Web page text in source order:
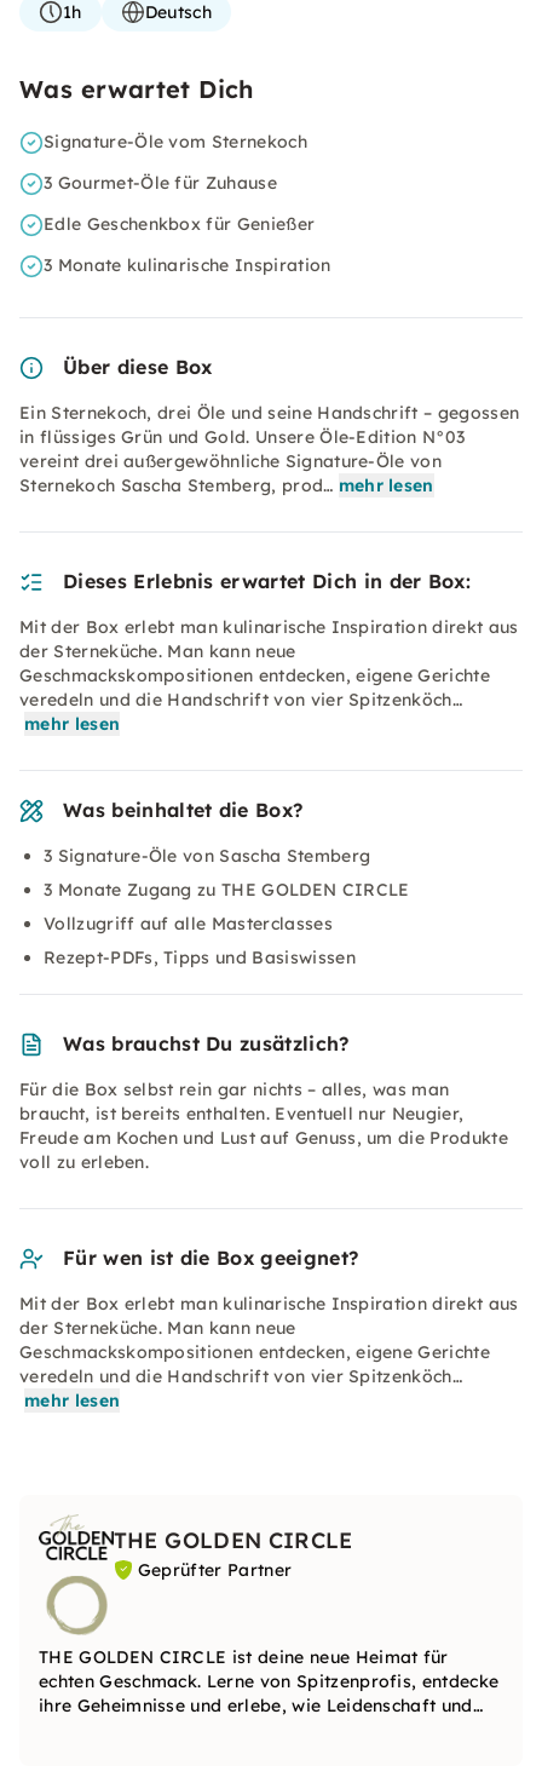
1h Deutsch
Was erwartet Dich
Signature-Öle vom Sternekoch
3 Gourmet-Öle für Zuhause
Edle Geschenkbox für Genießer
3 Monate kulinarische Inspiration
Über diese Box
Ein Sternekoch, drei Öle und seine Handschrift – gegossen
in flüssiges Grün und Gold. Unsere Öle-Edition N°03
vereint drei außergewöhnliche Signature-Öle von
Sternekoch Sascha Stemberg, prod… mehr lesen
Dieses Erlebnis erwartet Dich in der Box:
Mit der Box erlebt man kulinarische Inspiration direkt aus
der Sterneküche. Man kann neue
Geschmackskompositionen entdecken, eigene Gerichte
veredeln und die Handschrift von vier Spitzenköch…
mehr lesen
Was beinhaltet die Box?
3 Signature-Öle von Sascha Stemberg
3 Monate Zugang zu THE GOLDEN CIRCLE
Vollzugriff auf alle Masterclasses
Rezept-PDFs, Tipps und Basiswissen
Was brauchst Du zusätzlich?
Für die Box selbst rein gar nichts – alles, was man
braucht, ist bereits enthalten. Eventuell nur Neugier,
Freude am Kochen und Lust auf Genuss, um die Produkte
voll zu erleben.
Für wen ist die Box geeignet?
Mit der Box erlebt man kulinarische Inspiration direkt aus
der Sterneküche. Man kann neue
Geschmackskompositionen entdecken, eigene Gerichte
veredeln und die Handschrift von vier Spitzenköch…
mehr lesen
THE GOLDEN CIRCLE
Geprüfter Partner
THE GOLDEN CIRCLE ist deine neue Heimat für
echten Geschmack. Lerne von Spitzenprofis, entdecke
ihre Geheimnisse und erlebe, wie Leidenschaft und